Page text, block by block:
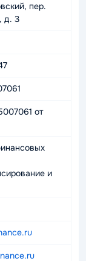
пер.
д. 3
от
и